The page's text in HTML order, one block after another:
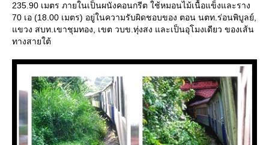
235.90 เมตร ภายในเป็นผนังคอนกรีต ใช้หมอนไม้เนื้อแข็งและราง
70 เอ (18.00 เมตร) อยู่ในความรับผิดชอบของ ตอน นตท.ร่อนพิบูลย์,
ขวง สบท.เขาชุมทอง, เขต วบข.ทุ่งสง และเป็นอุโมงเดียว ของเส้น
ทางสายใต้